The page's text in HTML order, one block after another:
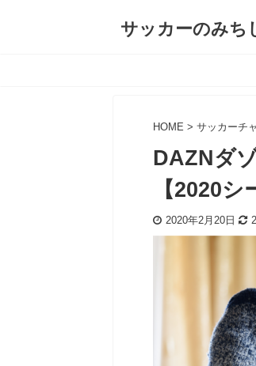
サッカーのみち
HOME > サッカーチ
DAZNダ
【2020シ
2020年2月20日